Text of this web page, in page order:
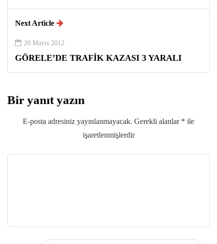
Next Article
20 Mayıs 2012
GÖRELE’DE TRAFİK KAZASI 3 YARALI
Bir yanıt yazın
E-posta adresiniz yayınlanmayacak. Gerekli alanlar * ile
işaretlenmişlerdir